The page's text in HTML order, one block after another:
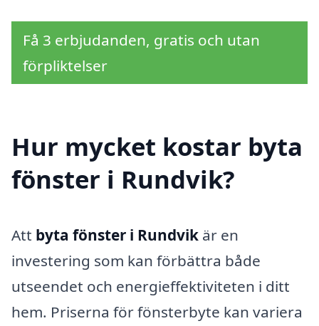
Få 3 erbjudanden, gratis och utan
förpliktelser
Hur mycket kostar byta
fönster i Rundvik?
Att byta fönster i Rundvik är en
investering som kan förbättra både
utseendet och energieffektiviteten i ditt
hem. Priserna för fönsterbyte kan variera